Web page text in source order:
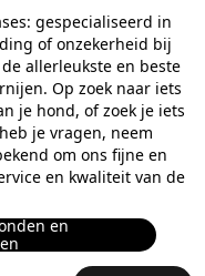
gespecialiseerd in
of onzekerheid bij
allerleukste en beste
Op zoek naar iets
je hond, of zoek je iets
je vragen, neem
om ons fijne en
en kwaliteit van de
en